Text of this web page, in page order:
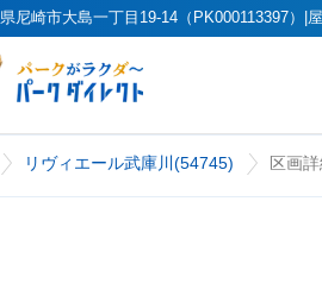
尼崎市大島一丁目19-14（PK000113397）
リヴィエール武庫川(54745) 区画